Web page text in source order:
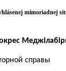
mimoriadnej
справы